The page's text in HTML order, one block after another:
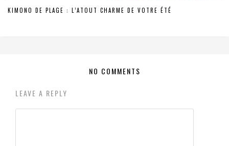
KIMONO DE PLAGE : L’ATOUT CHARME DE VOTRE ÉTÉ
NO COMMENTS
LEAVE A REPLY